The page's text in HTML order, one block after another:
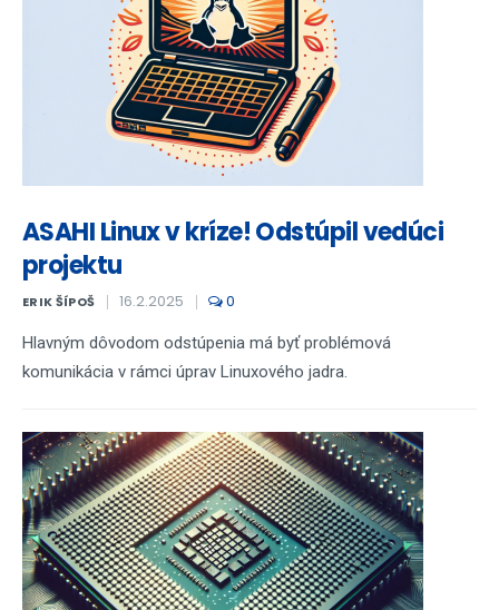
ASAHI Linux v kríze! Odstúpil vedúci
projektu
ERIK ŠÍPOŠ 16.2.2025 0
Hlavným dôvodom odstúpenia má byť problémová
komunikácia v rámci úprav Linuxového jadra.